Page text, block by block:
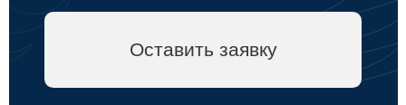
Оставьте заявку